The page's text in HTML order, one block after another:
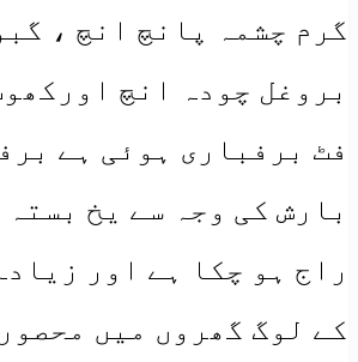
گرم چشمہ پانچ انچ ،
بروغل چودہ انچ
فٹ برفباری ہوئی ہے
بارش کی وجہ سے یخ بستہ
راج ہو چکا ہے اور
کے لوگ گھروں میں